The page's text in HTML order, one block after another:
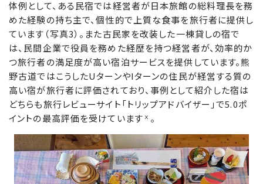
体例として、ある民宿では経営者が日本旅館の総料理長を務
めた経験の持ち主で、個性的で上質な食事を旅行者に提供し
ています（写真3）。また古民家を改装した一棟貸しの宿で
は、民間企業で役員を務めた経歴を持つ経営者が、効率的か
つ旅行者の満足度が高い宿泊サービスを提供しています。熊
野古道ではこうしたUターンやIターンの住民が経営する質の
高い宿が旅行者に評価されており、事例として紹介した宿は
どちらも旅行レビューサイト「トリップアドバイザー」で5.0ポ
イントの最高評価を受けています ⅹ 。